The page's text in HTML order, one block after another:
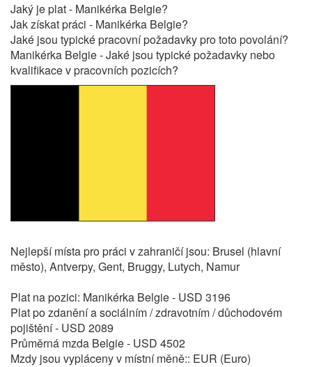
Jaký je plat - Manikérka Belgie?
Jak získat práci - Manikérka Belgie?
Jaké jsou typické pracovní požadavky pro toto povolání?
Manikérka Belgie - Jaké jsou typické požadavky nebo
kvalifikace v pracovních pozicích?
Nejlepší místa pro práci v zahraničí jsou: Brusel (hlavní
město), Antverpy, Gent, Bruggy, Lutych, Namur
Plat na pozici: Manikérka Belgie - USD 3196
Plat po zdanění a sociálním / zdravotním / důchodovém
pojištění - USD 2089
Průměrná mzda Belgie - USD 4502
Mzdy jsou vypláceny v místní měně:: EUR (Euro)